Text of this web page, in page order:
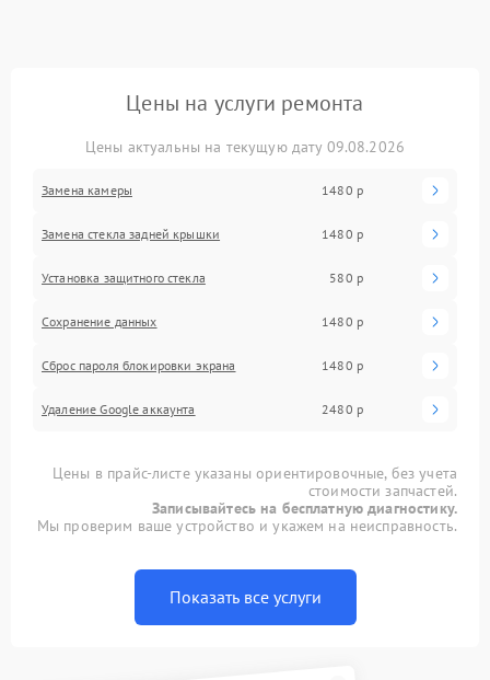
Цены на услуги ремонта
Цены актуальны на текущую дату 09.08.2026
Замена камеры 1480 р
Замена стекла задней крышки 1480 р
Установка защитного стекла 580 р
Сохранение данных 1480 р
Сброс пароля блокировки экрана 1480 р
Удаление Google аккаунта 2480 р
Цены в прайс-листе указаны ориентировочные, без учета
стоимости запчастей.
Записывайтесь на бесплатную диагностику.
Мы проверим ваше устройство и укажем на неисправность.
Показать все услуги